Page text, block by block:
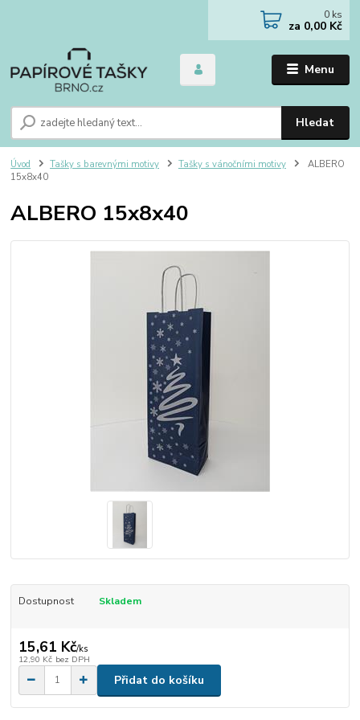
Menu
Hledat
0 ks
za 0,00 Kč
Úvod Tašky s barevnými motivy Tašky s vánočními motivy
ALBERO
15x8x40
ALBERO 15x8x40
Dostupnost Skladem
15,61 Kč/ks
12,90 Kč bez DPH
Přidat do košíku